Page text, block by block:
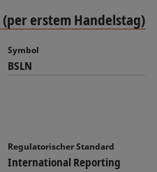
erstem Handelstag)
Symbol
BSLN
Regulatorischer Standard
International Reporting